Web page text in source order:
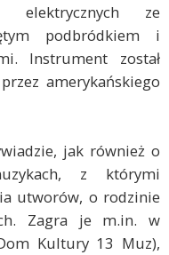
elektrycznych ze
podbródkiem i
Instrument został
amerykańskiego
jak również o
z którymi
utworów, o rodzinie
Zagra je m.in. w
Kultury 13 Muz),